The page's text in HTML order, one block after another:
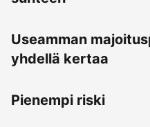
Useamman
yhdellä kertaa
Pienempi riski